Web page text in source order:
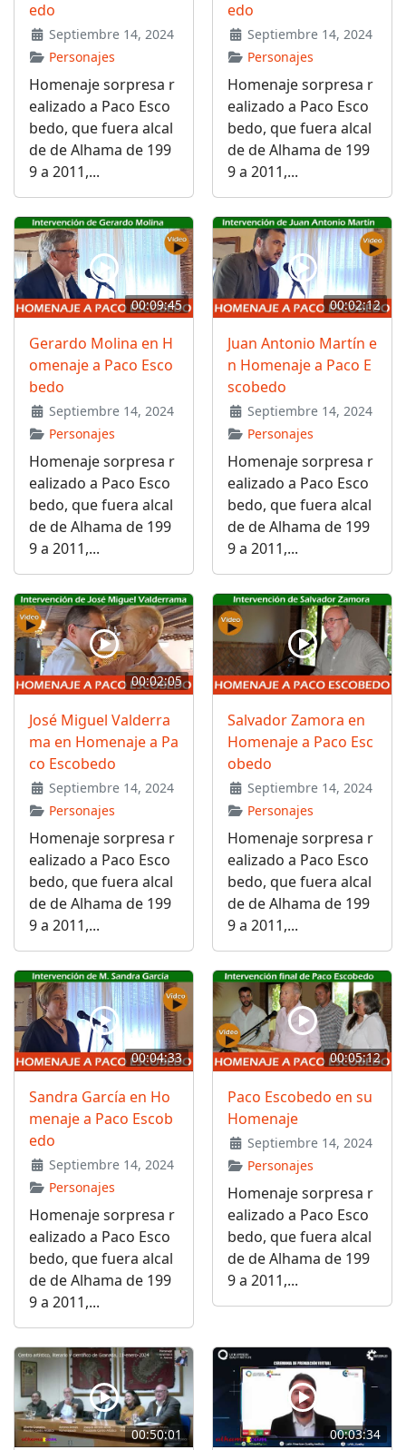
edo
Septiembre 14, 2024
Personajes
Homenaje sorpresa r
ealizado a Paco Esco
bedo, que fuera alcal
de de Alhama de 199
9 a 2011,...
edo
Septiembre 14, 2024
Personajes
Homenaje sorpresa r
ealizado a Paco Esco
bedo, que fuera alcal
de de Alhama de 199
9 a 2011,...
00:09:45
Gerardo Molina en H
omenaje a Paco Esco
bedo
Septiembre 14, 2024
Personajes
Homenaje sorpresa r
ealizado a Paco Esco
bedo, que fuera alcal
de de Alhama de 199
9 a 2011,...
00:02:12
Juan Antonio Martín e
n Homenaje a Paco E
scobedo
Septiembre 14, 2024
Personajes
Homenaje sorpresa r
ealizado a Paco Esco
bedo, que fuera alcal
de de Alhama de 199
9 a 2011,...
00:02:05
José Miguel Valderra
ma en Homenaje a Pa
co Escobedo
Septiembre 14, 2024
Personajes
Homenaje sorpresa r
ealizado a Paco Esco
bedo, que fuera alcal
de de Alhama de 199
9 a 2011,...
Salvador Zamora en
Homenaje a Paco Esc
obedo
Septiembre 14, 2024
Personajes
Homenaje sorpresa r
ealizado a Paco Esco
bedo, que fuera alcal
de de Alhama de 199
9 a 2011,...
00:04:33
Sandra García en Ho
menaje a Paco Escob
edo
Septiembre 14, 2024
Personajes
Homenaje sorpresa r
ealizado a Paco Esco
bedo, que fuera alcal
de de Alhama de 199
9 a 2011,...
00:05:12
Paco Escobedo en su
Homenaje
Septiembre 14, 2024
Personajes
Homenaje sorpresa r
ealizado a Paco Esco
bedo, que fuera alcal
de de Alhama de 199
9 a 2011,...
00:50:01 00:03:34